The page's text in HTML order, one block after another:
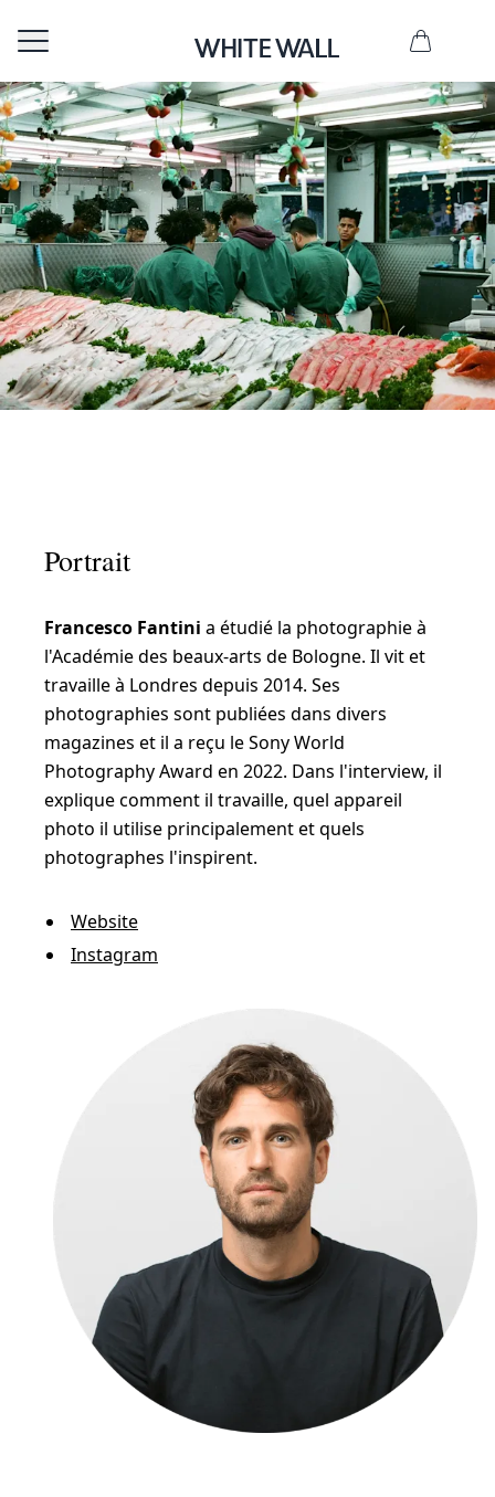
Portrait
Francesco Fantini a étudié la photographie à
l'Académie des beaux-arts de Bologne. Il vit et
travaille à Londres depuis 2014. Ses
photographies sont publiées dans divers
magazines et il a reçu le Sony World
Photography Award en 2022. Dans l'interview, il
explique comment il travaille, quel appareil
photo il utilise principalement et quels
photographes l'inspirent.
Website
Instagram